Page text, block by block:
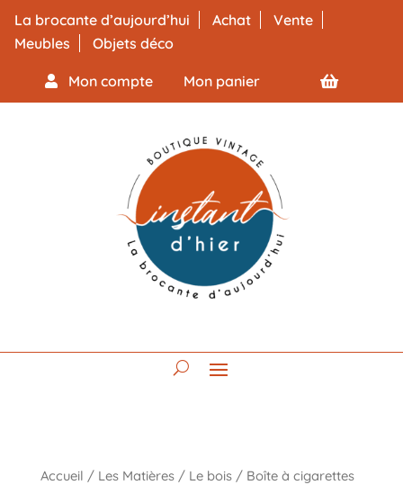
La brocante d’aujourd’hui Achat
Vente
Meubles
Objets déco
Mon compte Mon panier
Accueil / Les Matières/ Le bois/ Boîte à cigarettes